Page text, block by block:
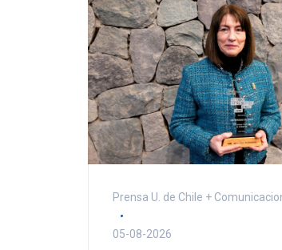
Prensa U. de Chile +
05-08-2026